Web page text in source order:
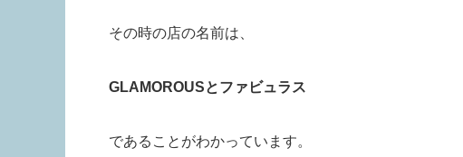
その時の店の名前は、
GLAMOROUSとファビュラス
であることがわかっています。